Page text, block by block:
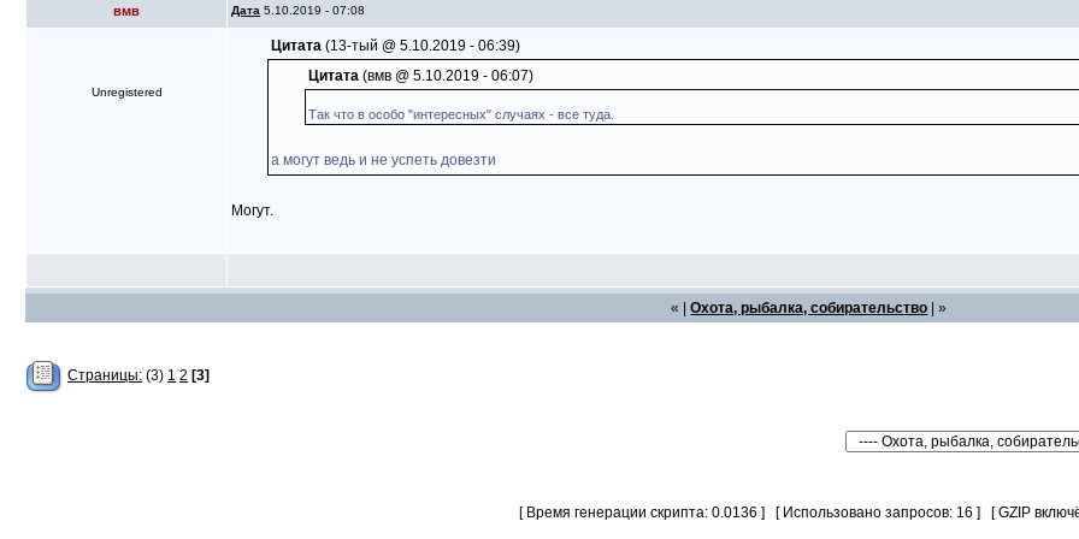
вмв Дата 5.10.2019 - 07:08
Unregistered
Цитата(13-тый @ 5.10.2019 - 06:39)
Цитата(вмв @ 5.10.2019 - 06:07)
Так что в особо "интересных" случаях - все туда.
а могут ведь и не успеть довезти
Могут.
« |Охота, рыбалка, собирательство | »
Страницы: (3) 1 2 [3]
[ Время генерации скрипта: 0.0136 ] [ Использовано запросов: 16 ] [ GZIP